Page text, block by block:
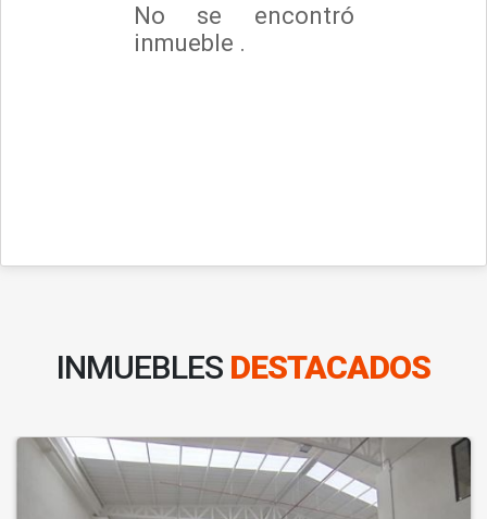
No se encontró
inmueble .
INMUEBLES DESTACADOS